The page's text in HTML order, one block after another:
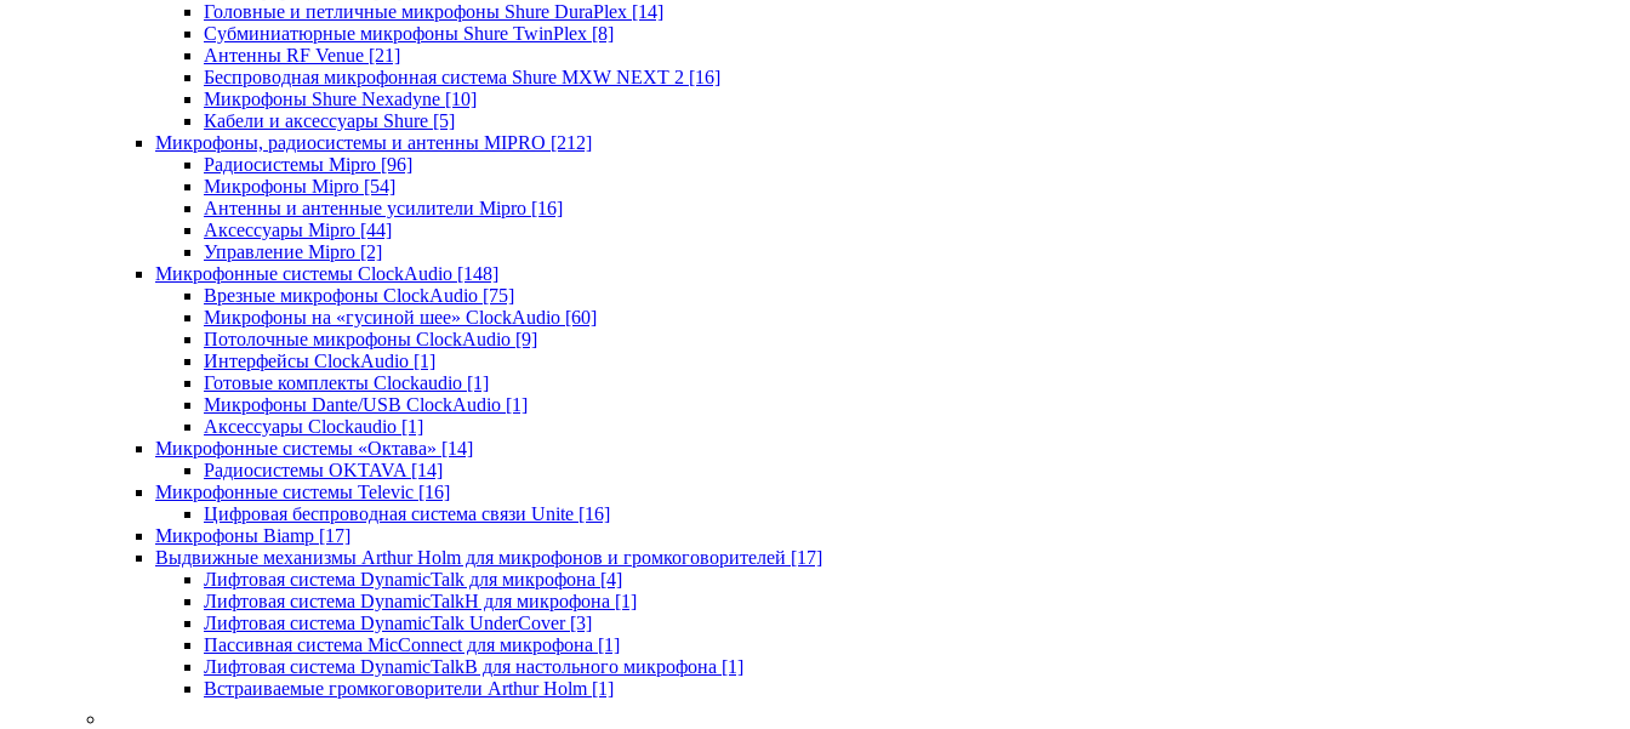
Головные и петличные микрофоны Shure DuraPlex [14]
Субминиатюрные микрофоны Shure TwinPlex [8]
Антенны RF Venue [21]
Беспроводная микрофонная система Shure MXW NEXT 2 [16]
Микрофоны Shure Nexadyne [10]
Кабели и аксессуары Shure [5]
Микрофоны, радиосистемы и антенны MIPRO [212]
Радиосистемы Mipro [96]
Микрофоны Mipro [54]
Антенны и антенные усилители Mipro [16]
Аксессуары Mipro [44]
Управление Mipro [2]
Микрофонные системы ClockAudio [148]
Врезные микрофоны ClockAudio [75]
Микрофоны на «гусиной шее» ClockAudio [60]
Потолочные микрофоны ClockAudio [9]
Интерфейсы ClockAudio [1]
Готовые комплекты Clockaudio [1]
Микрофоны Dante/USB ClockAudio [1]
Аксессуары Clockaudio [1]
Микрофонные системы «Октава» [14]
Радиосистемы OKTAVA [14]
Микрофонные системы Televic [16]
Цифровая беспроводная система связи Unite [16]
Микрофоны Biamp [17]
Выдвижные механизмы Arthur Holm для микрофонов и громкоговорителей [17]
Лифтовая система DynamicTalk для микрофона [4]
Лифтовая система DynamicTalkH для микрофона [1]
Лифтовая система DynamicTalk UnderCover [3]
Пассивная система MicConnect для микрофона [1]
Лифтовая система DynamicTalkB для настольного микрофона [1]
Встраиваемые громкоговорители Arthur Holm [1]